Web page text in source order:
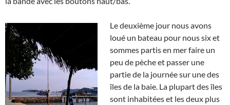
Le deuxième jour nous avons
loué un bateau pour nous six et
sommes partis en mer faire un
peu de pèche et passer une
partie de la journée sur une des
îles de la baie. La plupart des îles
sont inhabitées et les deux plus